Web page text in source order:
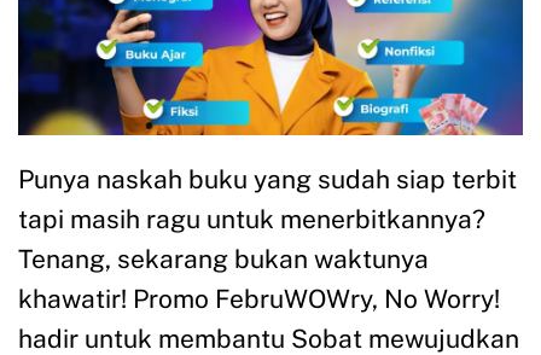
Punya naskah buku yang sudah siap terbit
tapi masih ragu untuk menerbitkannya?
Tenang, sekarang bukan waktunya
khawatir! Promo FebruWOWry, No Worry!
hadir untuk membantu Sobat mewujudkan